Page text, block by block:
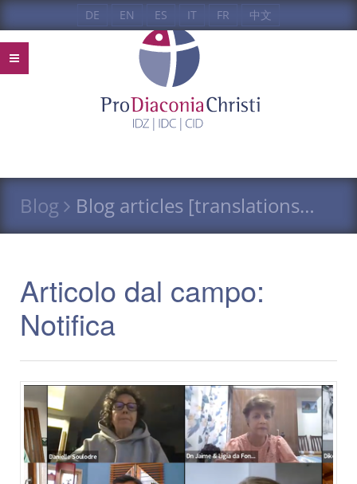
DE EN ES IT FR 中文
Blog Blog articles [translations…
Articolo dal campo:
Notifica